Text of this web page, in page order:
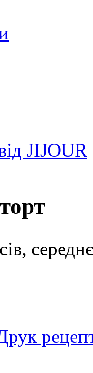
JIJOUR